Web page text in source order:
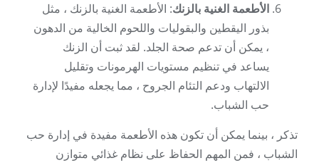
الأطعمة الغنية بالزنك: الأطعمة الغنية بالزنك ، مثل
بذور اليقطين والبقوليات واللحوم الخالية من الدهون
، يمكن أن تدعم صحة الجلد. لقد ثبت أن الزنك
يساعد في تنظيم مستويات الهرمونات وتقليل
الالتهاب ودعم التئام الجروح ، مما يجعله مفيدًا لإدارة
حب الشباب.
تذكر ، بينما يمكن أن تكون هذه الأطعمة مفيدة في إدارة حب
الشباب ، فمن المهم الحفاظ على نظام غذائي متوازن